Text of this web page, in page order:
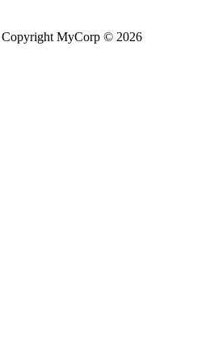
Copyright MyCorp © 2026